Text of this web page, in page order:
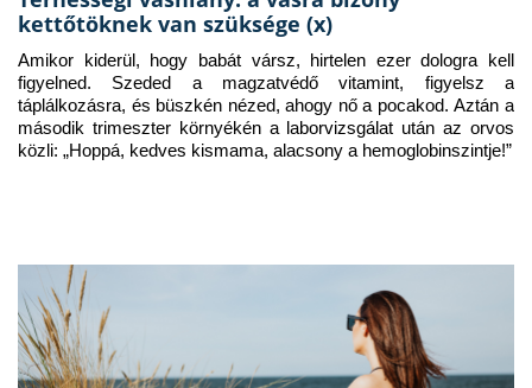
kettőtöknek van szüksége (x)
Amikor kiderül, hogy babát vársz, hirtelen ezer dologra kell
figyelned. Szeded a magzatvédő vitamint, figyelsz a
táplálkozásra, és büszkén nézed, ahogy nő a pocakod. Aztán a
második trimeszter környékén a laborvizsgálat után az orvos
közli: „Hoppá, kedves kismama, alacsony a hemoglobinszintje!”